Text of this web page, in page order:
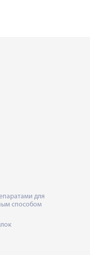
для
способом